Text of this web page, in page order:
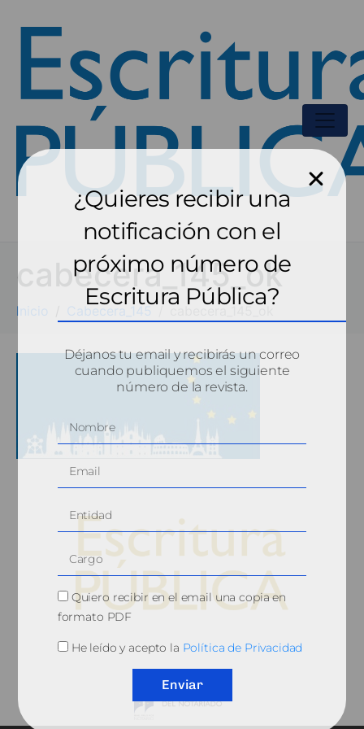
cabecera_145_ok
Inicio Cabecera_145
¿Quieres recibir una
notificación con el
próximo número de
Escritura Pública?
Déjanos tu email y recibirás un correo
cuando publiquemos el siguiente
número de la revista.
Quiero recibir en el email una copia en
formato PDF
He leído y acepto la Política de Privacidad
Enviar